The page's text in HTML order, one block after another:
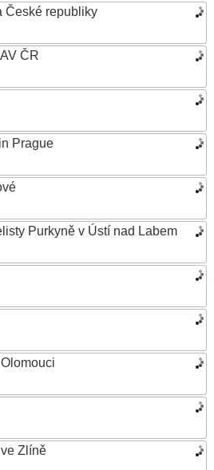
České republiky
ČR
Prague
Purkyně v Ústí nad Labem
Zlíně